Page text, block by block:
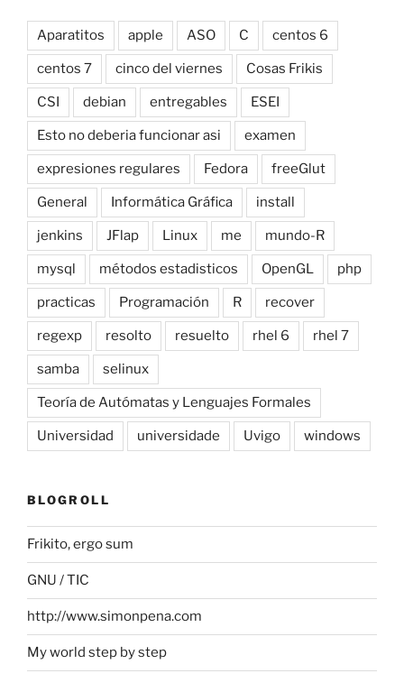
Aparatitos apple ASO C centos 6
centos 7 cinco del viernes Cosas Frikis
CSI debian entregables ESEI
Esto no deberia funcionar asi examen
expresiones regulares Fedora freeGlut
General Informática Gráfica install
jenkins JFlap Linux me mundo-R
mysql métodos estadisticos OpenGL php
practicas Programación R recover
regexp resolto resuelto rhel 6 rhel 7
samba selinux
Teoría de Autómatas y Lenguajes Formales
Universidad universidade Uvigo windows
BLOGROLL
Frikito, ergo sum
GNU / TIC
http://www.simonpena.com
My world step by step